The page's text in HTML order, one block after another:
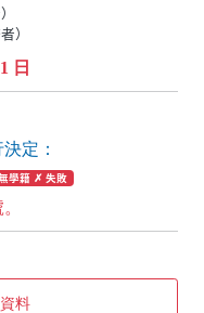
）
日
定：
學籍 ✗ 失敗
料